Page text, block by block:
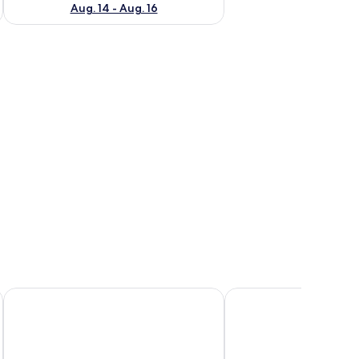
Aug. 14 - Aug. 16
Gasthaus & Hotel Zur Henne Schlosshotel Schkopau